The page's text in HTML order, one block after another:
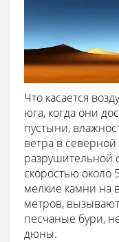
Что касается
юга, когда они
пустыни,
ветра в
разрушительной
скоростью около
мелкие камни на
метров,
песчаные бури,
дюны.